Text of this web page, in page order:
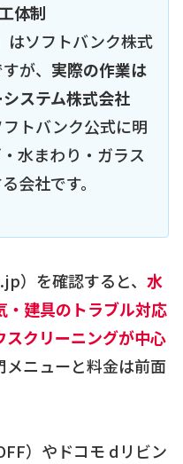
体制
はソフトバンク株式
が、 実際の作業は
ステム株式会社
フトバンク公式に明
水まわり・ガラス
会社です。
）を確認すると、 水
・建具のトラブル対応
スクリーニングが中心
ニューと料金は前面
）やドコモ dリビン